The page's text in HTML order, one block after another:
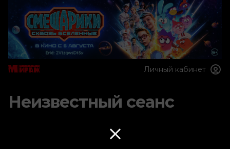
Личный кабинет
Неизвестный сеанс